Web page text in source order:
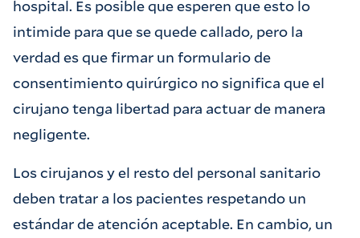
hospital. Es posible que esperen que esto lo
intimide para que se quede callado, pero la
verdad es que firmar un formulario de
consentimiento quirúrgico no significa que el
cirujano tenga libertad para actuar de manera
negligente.
Los cirujanos y el resto del personal sanitario
deben tratar a los pacientes respetando un
estándar de atención aceptable. En cambio, un